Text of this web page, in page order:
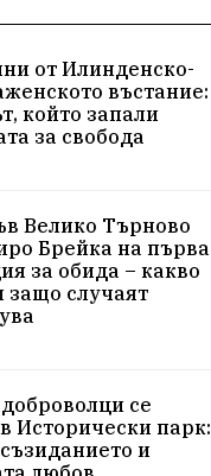
от Илинденско-
въстание:
който запали
за свобода
Велико Търново
Брейка на първа
за обида – какво
защо случаят
се
Исторически парк:
и